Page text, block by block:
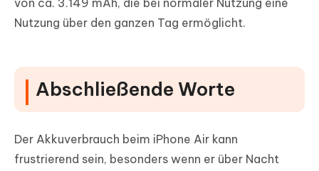
von ca. 3.149 mAh, die bei normaler Nutzung eine
Nutzung über den ganzen Tag ermöglicht.
Abschließende Worte
Der Akkuverbrauch beim iPhone Air kann
frustrierend sein, besonders wenn er über Nacht